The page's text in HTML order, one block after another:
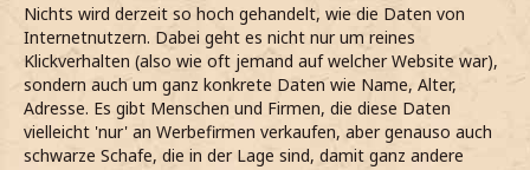
Nichts wird derzeit so hoch gehandelt, wie die Daten von
Internetnutzern. Dabei geht es nicht nur um reines
Klickverhalten (also wie oft jemand auf welcher Website war),
sondern auch um ganz konkrete Daten wie Name, Alter,
Adresse. Es gibt Menschen und Firmen, die diese Daten
vielleicht 'nur' an Werbefirmen verkaufen, aber genauso auch
schwarze Schafe, die in der Lage sind, damit ganz andere